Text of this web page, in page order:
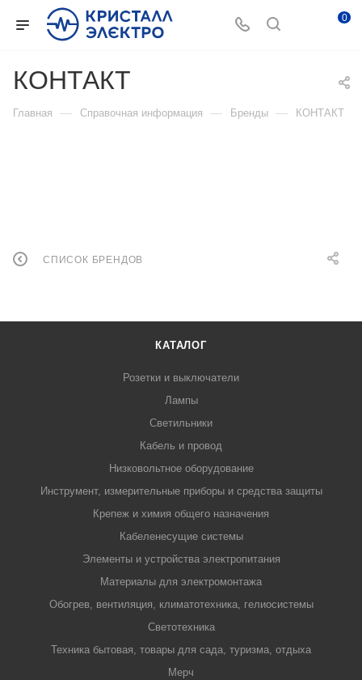
0
КОНТАКТ
Главная — Справочная информация — Бренды — КОНТАКТ
СПИСОК БРЕНДОВ
КАТАЛОГ
Розетки и выключатели
Лампы
Светильники
Кабель и провод
Низковольтное оборудование
Инструмент, измерительные приборы и средства защиты
Крепеж и химия общего назначения
Кабеленесущие системы
Элементы и устройства электропитания
Материалы для электромонтажа
Обогрев, вентиляция, климатотехника, гелиосистемы
Светотехника
Техника бытовая, товары для сада, туризма, отдыха
Мерч